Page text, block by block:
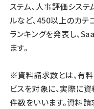
ステム、人事評価システ
ルなど、450以上のカ
ランキングを発表し、
ます。
※資料請求数とは、有
ビスを対象に、実際に
件数をいいます。資料